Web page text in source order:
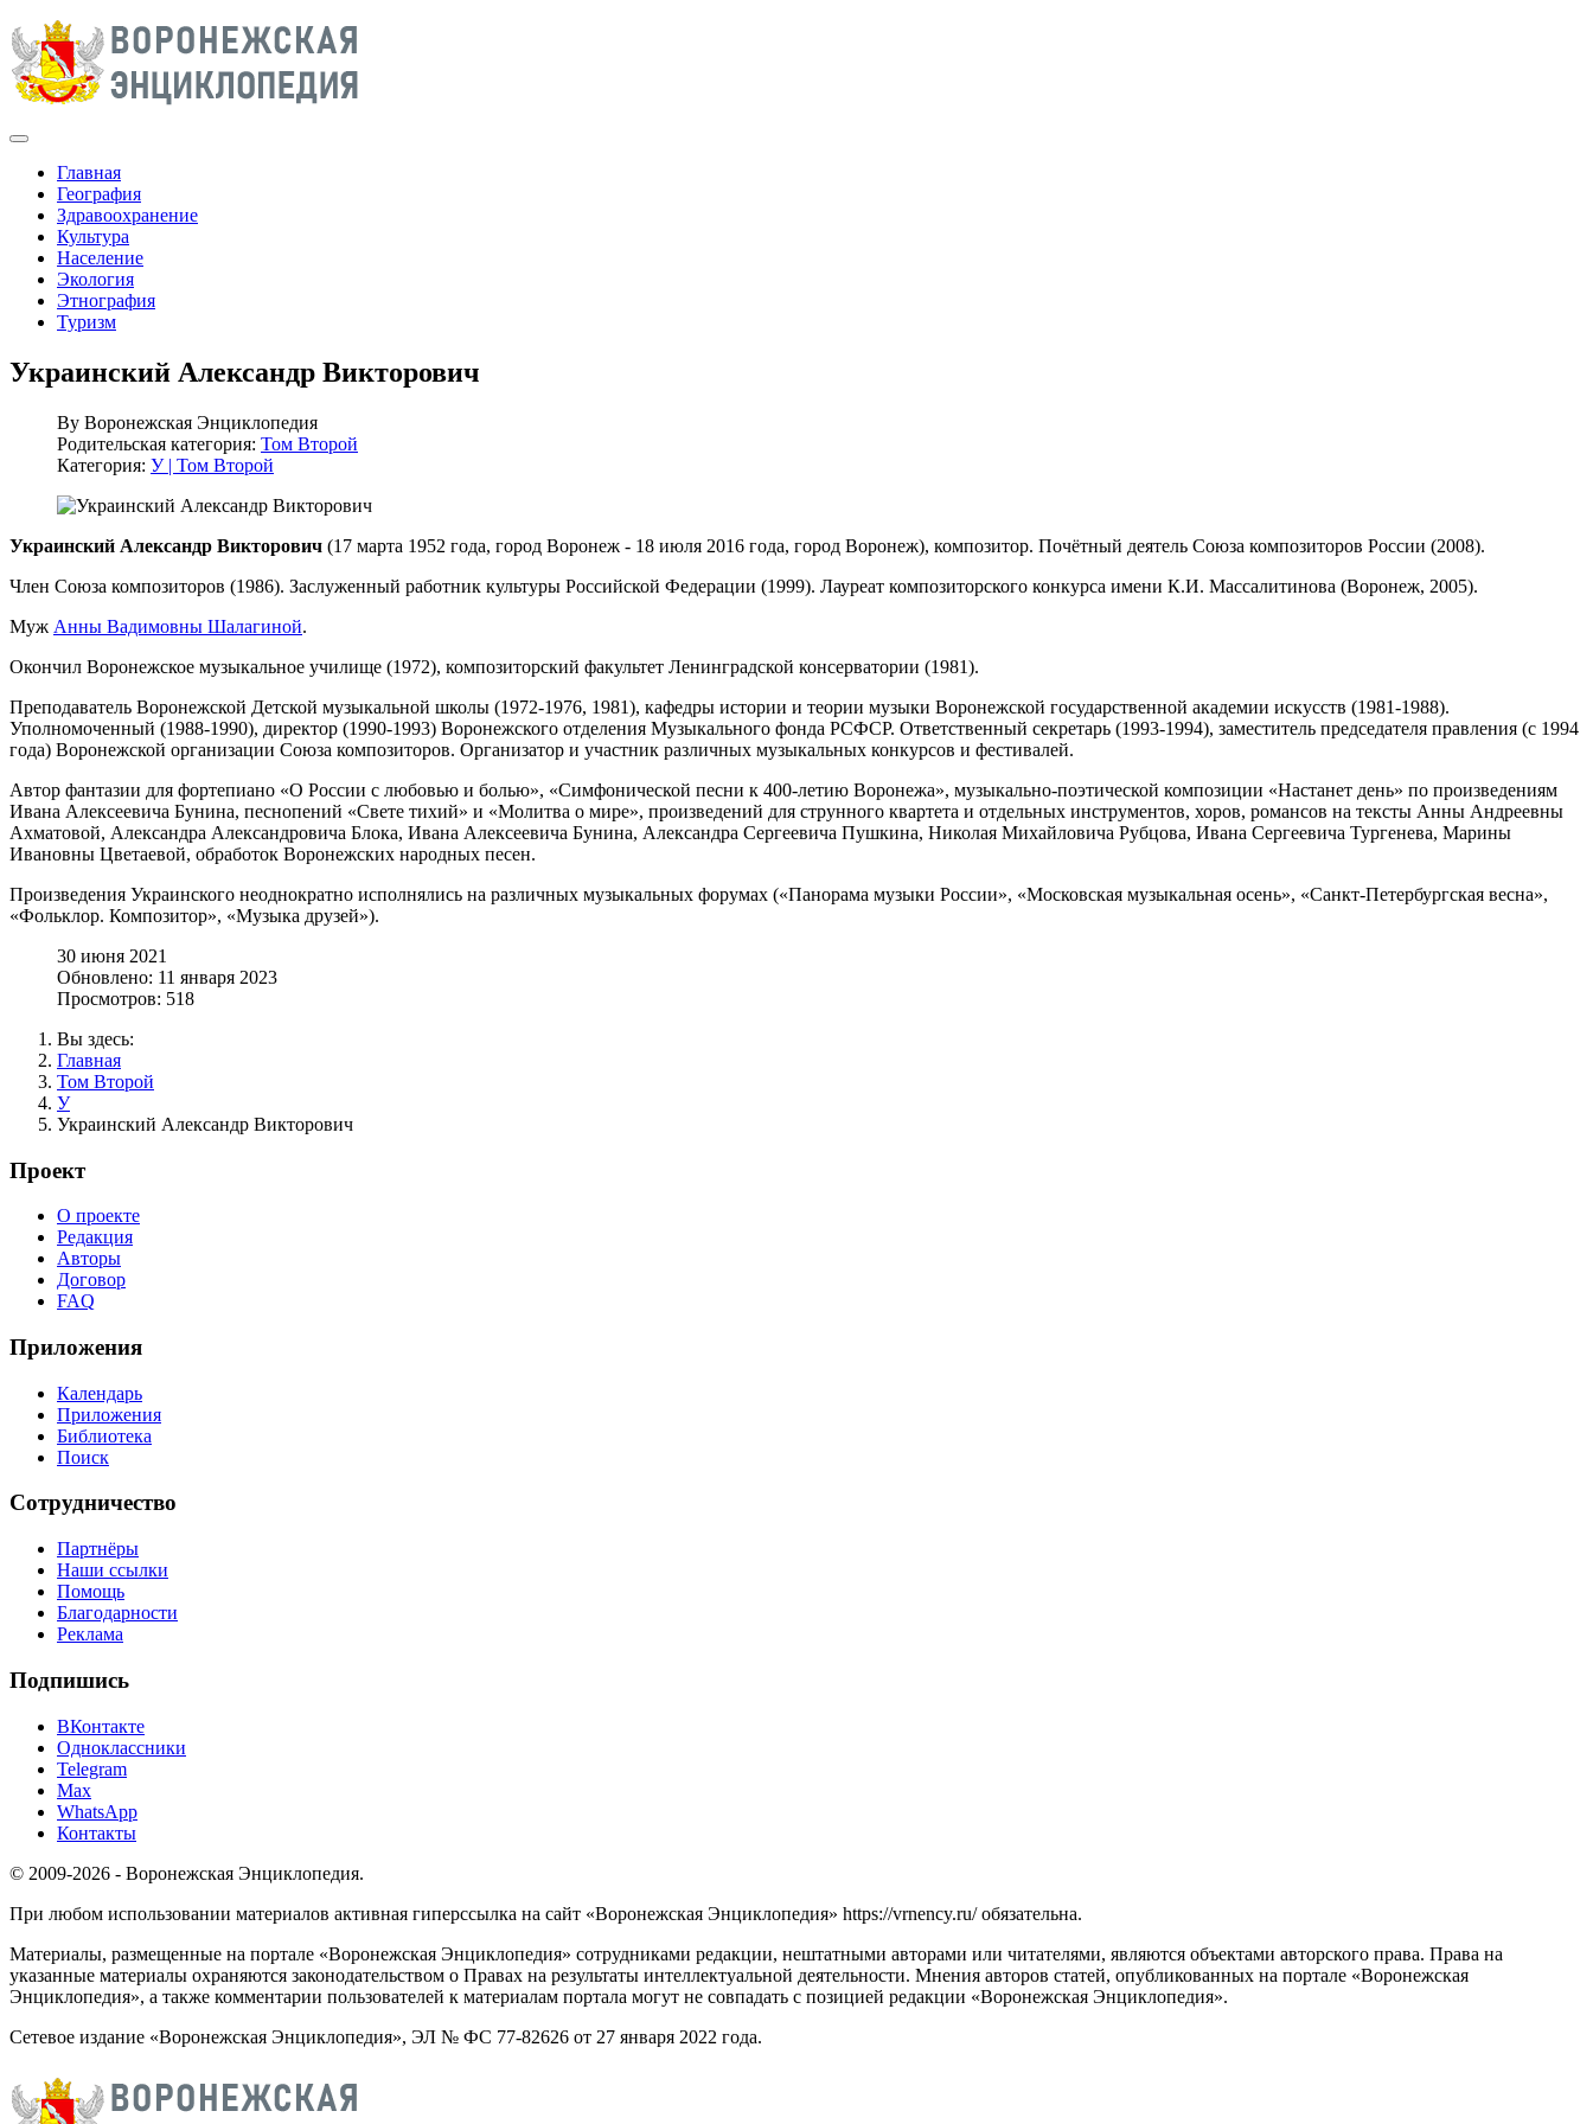
Главная
География
Здравоохранение
Культура
Население
Экология
Этнография
Туризм
Украинский Александр Викторович
By Воронежская Энциклопедия
Родительская категория: Том Второй
Категория: У | Том Второй
Украинский Александр Викторович (17 марта 1952 года, город Воронеж - 18 июля 2016 года, город Воронеж), композитор. Почётный деятель Союза композиторов России (2008).
Член Союза композиторов (1986). Заслуженный работник культуры Российской Федерации (1999). Лауреат композиторского конкурса имени К.И. Массалитинова (Воронеж, 2005).
Муж Анны Вадимовны Шалагиной.
Окончил Воронежское музыкальное училище (1972), композиторский факультет Ленинградской консерватории (1981).
Преподаватель Воронежской Детской музыкальной школы (1972-1976, 1981), кафедры истории и теории музыки Воронежской государственной академии искусств (1981-1988).
Уполномоченный (1988-1990), директор (1990-1993) Воронежского отделения Музыкального фонда РСФСР. Ответственный секретарь (1993-1994), заместитель председателя правления (с 1994
года) Воронежской организации Союза композиторов. Организатор и участник различных музыкальных конкурсов и фестивалей.
Автор фантазии для фортепиано «О России с любовью и болью», «Симфонической песни к 400-летию Воронежа», музыкально-поэтической композиции «Настанет день» по произведениям
Ивана Алексеевича Бунина, песнопений «Свете тихий» и «Молитва о мире», произведений для струнного квартета и отдельных инструментов, хоров, романсов на тексты Анны Андреевны
Ахматовой, Александра Александровича Блока, Ивана Алексеевича Бунина, Александра Сергеевича Пушкина, Николая Михайловича Рубцова, Ивана Сергеевича Тургенева, Марины
Ивановны Цветаевой, обработок Воронежских народных песен.
Произведения Украинского неоднократно исполнялись на различных музыкальных форумах («Панорама музыки России», «Московская музыкальная осень», «Санкт-Петербургская весна»,
«Фольклор. Композитор», «Музыка друзей»).
30 июня 2021
Обновлено: 11 января 2023
Просмотров: 518
Вы здесь:
Главная
Том Второй
У
Украинский Александр Викторович
Проект
О проекте
Редакция
Авторы
Договор
FAQ
Приложения
Календарь
Приложения
Библиотека
Поиск
Сотрудничество
Партнёры
Наши ссылки
Помощь
Благодарности
Реклама
Подпишись
ВКонтакте
Одноклассники
Telegram
Max
WhatsApp
Контакты
© 2009-2026 - Воронежская Энциклопедия.
При любом использовании материалов активная гиперссылка на сайт «Воронежская Энциклопедия» https://vrnency.ru/ обязательна.
Материалы, размещенные на портале «Воронежская Энциклопедия» сотрудниками редакции, нештатными авторами или читателями, являются объектами авторского права. Права на
указанные материалы охраняются законодательством о Правах на результаты интеллектуальной деятельности. Мнения авторов статей, опубликованных на портале «Воронежская
Энциклопедия», а также комментарии пользователей к материалам портала могут не совпадать с позицией редакции «Воронежская Энциклопедия».
Сетевое издание «Воронежская Энциклопедия», ЭЛ № ФС 77-82626 от 27 января 2022 года.